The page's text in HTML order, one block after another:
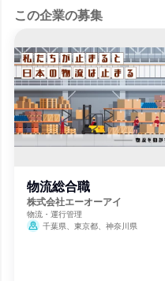
この企業の募集
物流総合職
株式会社エーオーアイ
物流・運行管理
千葉県、東京都、神奈川県